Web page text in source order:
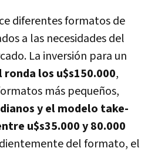
diferentes formatos de
a las necesidades del
La inversión para un
ronda los u$s150.000,
más pequeños,
y el modelo take-
u$s35.000 y 80.000
del formato, el